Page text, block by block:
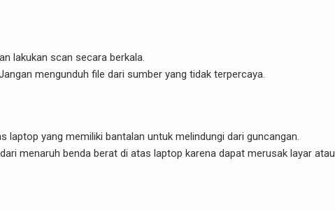
lakukan scan secara berkala.
mengunduh file dari sumber yang tidak terpercaya.
laptop yang memiliki bantalan untuk melindungi dari guncangan.
menaruh benda berat di atas laptop karena dapat merusak layar atau